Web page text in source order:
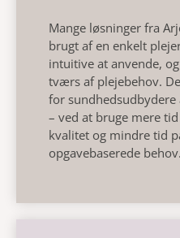
Mange løsninger fra
brugt af en enkelt
intuitive at anvende,
tværs af plejebehov.
for sundhedsudbydere
– ved at bruge mere
kvalitet og mindre tid
opgavebaserede behov.